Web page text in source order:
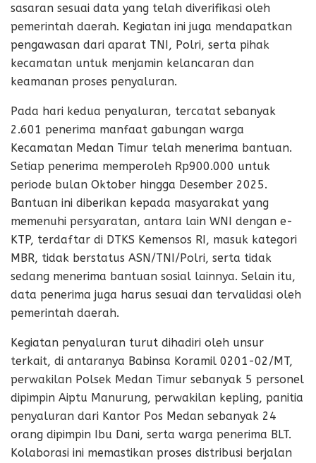
sasaran sesuai data yang telah diverifikasi oleh
pemerintah daerah. Kegiatan ini juga mendapatkan
pengawasan dari aparat TNI, Polri, serta pihak
kecamatan untuk menjamin kelancaran dan
keamanan proses penyaluran.
Pada hari kedua penyaluran, tercatat sebanyak
2.601 penerima manfaat gabungan warga
Kecamatan Medan Timur telah menerima bantuan.
Setiap penerima memperoleh Rp900.000 untuk
periode bulan Oktober hingga Desember 2025.
Bantuan ini diberikan kepada masyarakat yang
memenuhi persyaratan, antara lain WNI dengan e-
KTP, terdaftar di DTKS Kemensos RI, masuk kategori
MBR, tidak berstatus ASN/TNI/Polri, serta tidak
sedang menerima bantuan sosial lainnya. Selain itu,
data penerima juga harus sesuai dan tervalidasi oleh
pemerintah daerah.
Kegiatan penyaluran turut dihadiri oleh unsur
terkait, di antaranya Babinsa Koramil 0201-02/MT,
perwakilan Polsek Medan Timur sebanyak 5 personel
dipimpin Aiptu Manurung, perwakilan kepling, panitia
penyaluran dari Kantor Pos Medan sebanyak 24
orang dipimpin Ibu Dani, serta warga penerima BLT.
Kolaborasi ini memastikan proses distribusi berjalan